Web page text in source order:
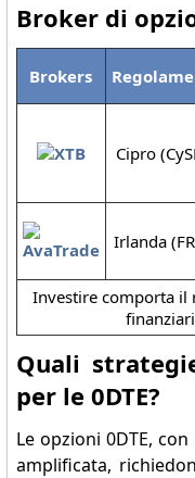
Broker di
Brokers
Cipro
Irlanda
Investire comporta il
Quali
per le 0DTE?
Le opzioni 0DTE,
amplificata,